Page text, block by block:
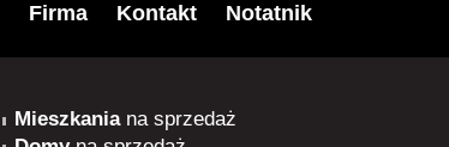
Firma Kontakt Notatnik
Mieszkaniana sprzedaż